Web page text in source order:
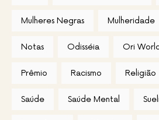
Mulheres Negras Mulheridade
Notas Odisséia Ori
Prêmio Racismo Religião
Saúde Saúde Mental